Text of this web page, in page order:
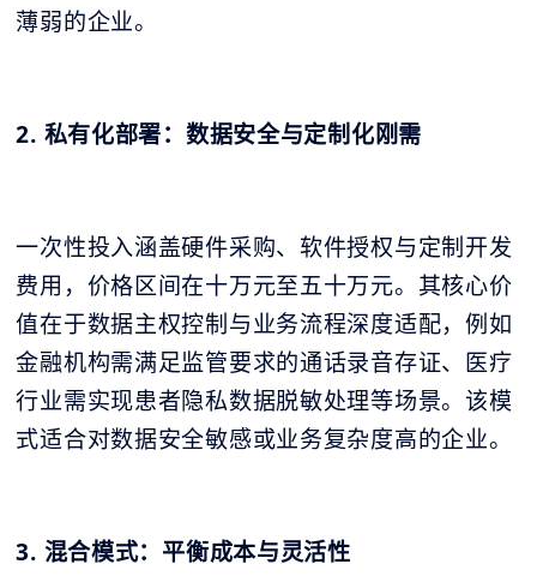
薄弱的企业。
2. 私有化部署：数据安全与定制化刚需
一次性投入涵盖硬件采购、软件授权与定制开发
费用，价格区间在十万元至五十万元。其核心价
值在于数据主权控制与业务流程深度适配，例如
金融机构需满足监管要求的通话录音存证、医疗
行业需实现患者隐私数据脱敏处理等场景。该模
式适合对数据安全敏感或业务复杂度高的企业。
3. 混合模式：平衡成本与灵活性